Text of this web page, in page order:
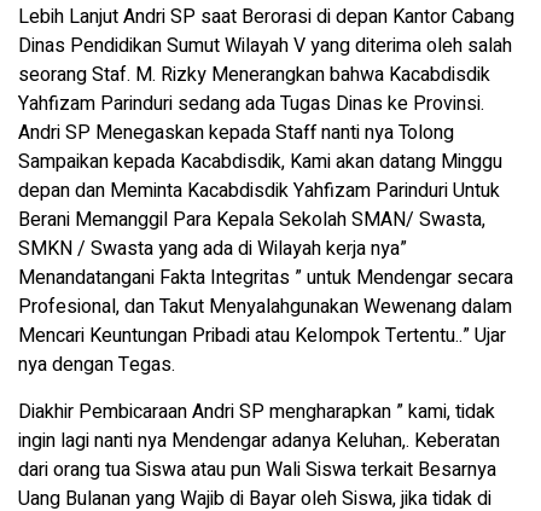
Lebih Lanjut Andri SP saat Berorasi di depan Kantor Cabang
Dinas Pendidikan Sumut Wilayah V yang diterima oleh salah
seorang Staf. M. Rizky Menerangkan bahwa Kacabdisdik
Yahfizam Parinduri sedang ada Tugas Dinas ke Provinsi.
Andri SP Menegaskan kepada Staff nanti nya Tolong
Sampaikan kepada Kacabdisdik, Kami akan datang Minggu
depan dan Meminta Kacabdisdik Yahfizam Parinduri Untuk
Berani Memanggil Para Kepala Sekolah SMAN/ Swasta,
SMKN / Swasta yang ada di Wilayah kerja nya”
Menandatangani Fakta Integritas ” untuk Mendengar secara
Profesional, dan Takut Menyalahgunakan Wewenang dalam
Mencari Keuntungan Pribadi atau Kelompok Tertentu..” Ujar
nya dengan Tegas.
Diakhir Pembicaraan Andri SP mengharapkan ” kami, tidak
ingin lagi nanti nya Mendengar adanya Keluhan,. Keberatan
dari orang tua Siswa atau pun Wali Siswa terkait Besarnya
Uang Bulanan yang Wajib di Bayar oleh Siswa, jika tidak di